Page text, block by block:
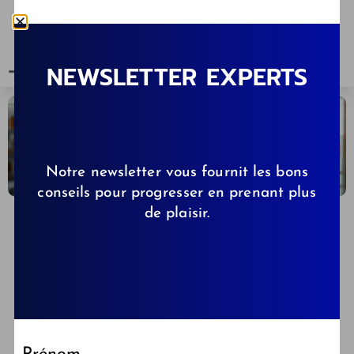
NEWSLETTER EXPERTS
Notre newsletter vous fournit les bons
conseils pour progresser en prenant plus
de plaisir.